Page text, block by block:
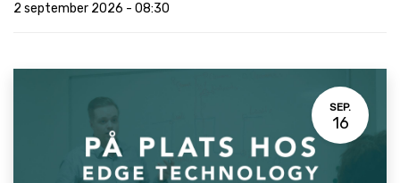
2 september 2026 - 08:30
SEP.
16